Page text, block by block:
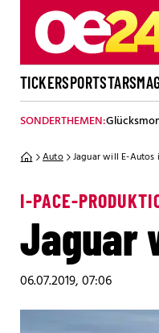
TICKERSPORTSTARS
SONDERTHEMEN:
Auto Jaguar will E-
I-PACE-
Jaguar
06.07.2019, 07:06